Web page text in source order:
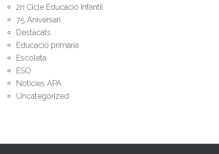
2n Cicle Educació Infantil
75 Aniversari
Destacats
Educació primària
Escoleta
ESO
Noticies APA
Uncategorized